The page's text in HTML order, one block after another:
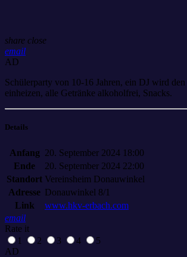
share close
email
AD
Schülerparty von 10-16 Jahren, ein DJ wird
einheizen, alle Getränke alkoholfrei, Snacks.
Details
Anfang 20. September 2024 18:00
Ende
20. September 2024 22:00
Standort Vereinsheim Donauwinkel
Adresse Donauwinkel 8/1
Link
www.hkv-erbach.com
email
Rate it
1
2 3 4
5
AD